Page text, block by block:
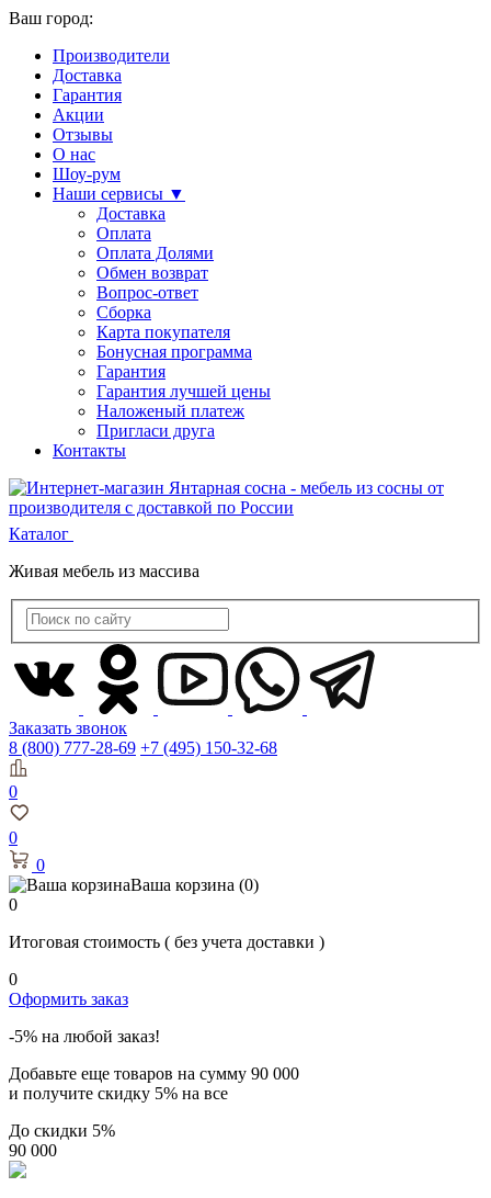
Ваш город:
Производители
Доставка
Гарантия
Акции
Отзывы
О нас
Шоу-рум
Наши сервисы ▼
Доставка
Оплата
Оплата Долями
Обмен возврат
Вопрос-ответ
Сборка
Карта покупателя
Бонусная программа
Гарантия
Гарантия лучшей цены
Наложеный платеж
Пригласи друга
Контакты
Каталог
Живая мебель из массива
Заказать звонок
8 (800) 777-28-69 +7 (495) 150-32-68
0
0
0
Ваша корзина (0)
0
Итоговая стоимость ( без учета доставки )
0
Оформить заказ
-5% на любой заказ!
Добавьте еще товаров на сумму 90 000
и получите скидку 5% на все
До скидки 5%
90 000